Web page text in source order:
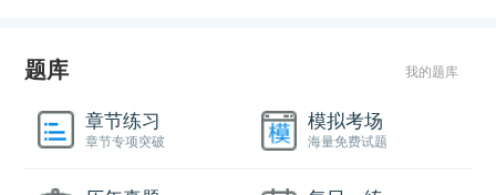
题库 我的题库
章节练习
章节专项突破
模拟考场
海量免费试题